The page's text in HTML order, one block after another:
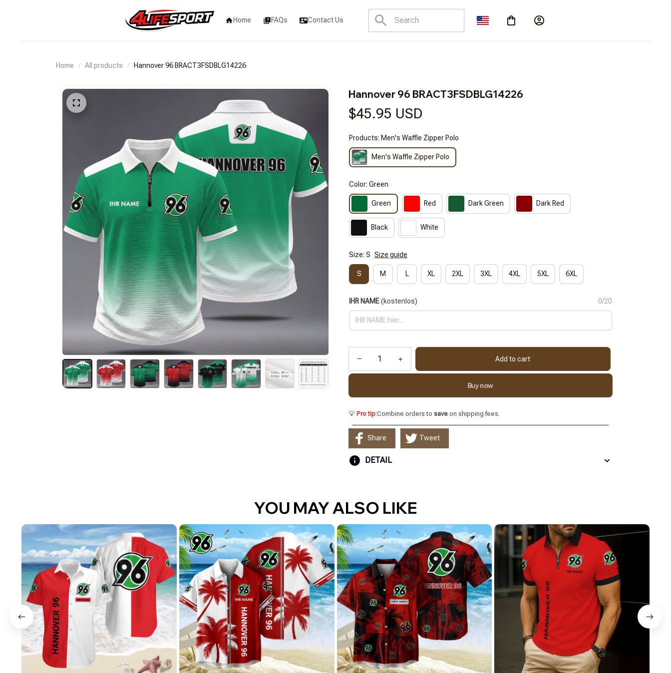
Home FAQs Contact Us
Home All products Hannover 96 BRACT3FSDBLG14226
Hannover 96 BRACT3FSDBLG14226
$45.95 USD
Products: Men's Waffle Zipper Polo
Men's Waffle Zipper Polo
Color: Green
Green Red Dark Green Dark Red
Black White
Size: S Size guide
S M L XL 2XL 3XL 4XL 5XL 6XL
IHR NAME(kostenlos) 0/20
Add to cart
Buy now
💡 Pro tip:Combine orders to save on shipping fees.
Share Tweet
DETAIL
YOU MAY ALSO LIKE